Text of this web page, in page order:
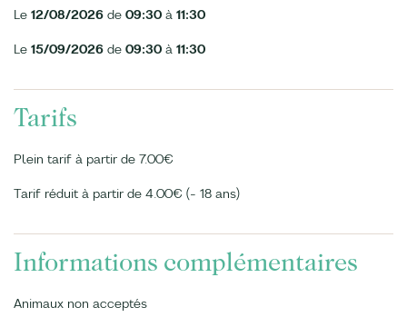
Le 12/08/2026 de 09:30 à 11:30
Le 15/09/2026 de 09:30 à 11:30
Tarifs
Plein tarif à partir de 7.00€
Tarif réduit à partir de 4.00€ (- 18 ans)
Informations complémentaires
Animaux non acceptés